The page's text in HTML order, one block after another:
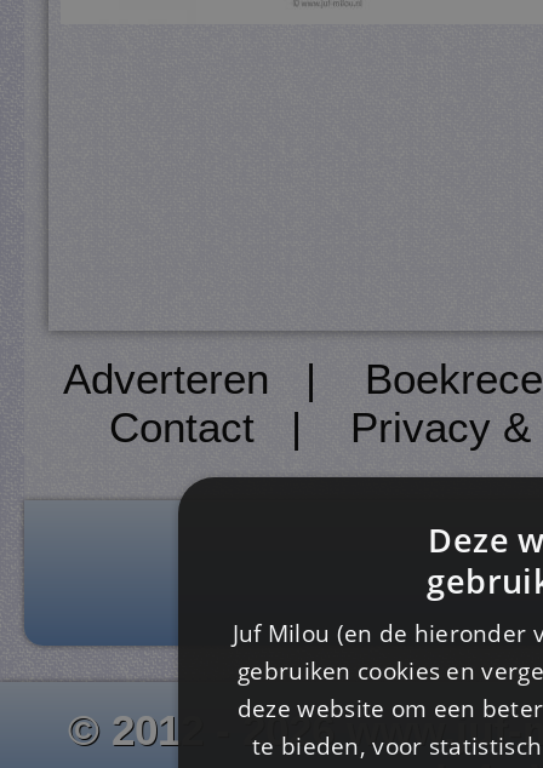
Adverteren |
Contact| Privacy
© 2012 - 2026
Deze
Juf Milou (en de
gebruiken cookies en
deze website om een
te bieden, voor